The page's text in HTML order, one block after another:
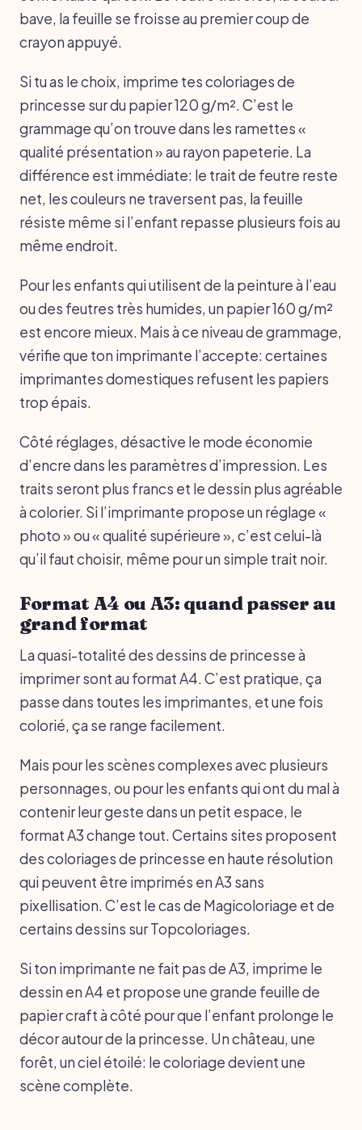
bave, la feuille se froisse au premier coup de
crayon appuyé.
Si tu as le choix, imprime tes coloriages de
princesse sur du papier 120 g/m². C’est le
grammage qu’on trouve dans les ramettes «
qualité présentation » au rayon papeterie. La
différence est immédiate: le trait de feutre reste
net, les couleurs ne traversent pas, la feuille
résiste même si l’enfant repasse plusieurs fois au
même endroit.
Pour les enfants qui utilisent de la peinture à l’eau
ou des feutres très humides, un papier 160 g/m²
est encore mieux. Mais à ce niveau de grammage,
vérifie que ton imprimante l’accepte: certaines
imprimantes domestiques refusent les papiers
trop épais.
Côté réglages, désactive le mode économie
d’encre dans les paramètres d’impression. Les
traits seront plus francs et le dessin plus agréable
à colorier. Si l’imprimante propose un réglage «
photo » ou « qualité supérieure », c’est celui-là
qu’il faut choisir, même pour un simple trait noir.
Format A4 ou A3: quand passer au
grand format
La quasi-totalité des dessins de princesse à
imprimer sont au format A4. C’est pratique, ça
passe dans toutes les imprimantes, et une fois
colorié, ça se range facilement.
Mais pour les scènes complexes avec plusieurs
personnages, ou pour les enfants qui ont du mal à
contenir leur geste dans un petit espace, le
format A3 change tout. Certains sites proposent
des coloriages de princesse en haute résolution
qui peuvent être imprimés en A3 sans
pixellisation. C’est le cas de Magicoloriage et de
certains dessins sur Topcoloriages.
Si ton imprimante ne fait pas de A3, imprime le
dessin en A4 et propose une grande feuille de
papier craft à côté pour que l’enfant prolonge le
décor autour de la princesse. Un château, une
forêt, un ciel étoilé: le coloriage devient une
scène complète.